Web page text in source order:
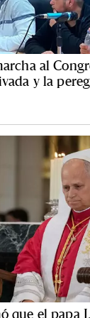
al
y la
que el papa